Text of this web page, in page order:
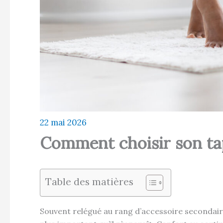
22 mai 2026
Comment choisir son
Table des matières
Souvent relégué au rang d’accessoire